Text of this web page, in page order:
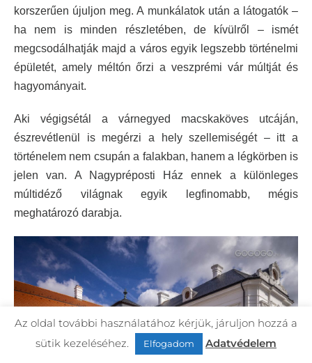
korszerűen újuljon meg. A munkálatok után a látogatók –
ha nem is minden részletében, de kívülről – ismét
megcsodálhatják majd a város egyik legszebb történelmi
épületét, amely méltón őrzi a veszprémi vár múltját és
hagyományait.
Aki végigsétál a várnegyed macskaköves utcáján,
észrevétlenül is megérzi a hely szellemiségét – itt a
történelem nem csupán a falakban, hanem a légkörben is
jelen van. A Nagypréposti Ház ennek a különleges
múltidéző világnak egyik legfinomabb, mégis
meghatározó darabja.
Az oldal további használatához kérjük, járuljon hozzá a
sütik kezeléséhez.
Elfogadom Adatvédelem